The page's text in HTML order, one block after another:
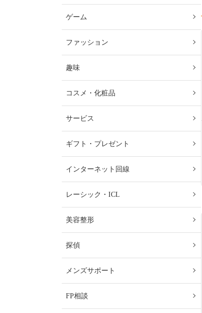
ゲーム
ファッション
趣味
コスメ・化粧品
サービス
ギフト・プレゼント
インターネット回線
レーシック・ICL
美容整形
探偵
メンズサポート
FP相談